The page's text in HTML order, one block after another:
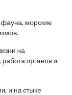
морские
на
органов и
и на стыке